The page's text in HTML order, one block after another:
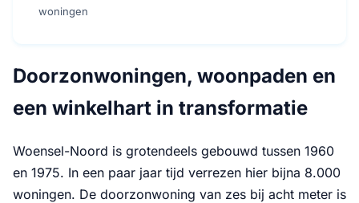
woningen
Doorzonwoningen, woonpaden en
een winkelhart in transformatie
Woensel-Noord is grotendeels gebouwd tussen 1960
en 1975. In een paar jaar tijd verrezen hier bijna 8.000
woningen. De doorzonwoning van zes bij acht meter is